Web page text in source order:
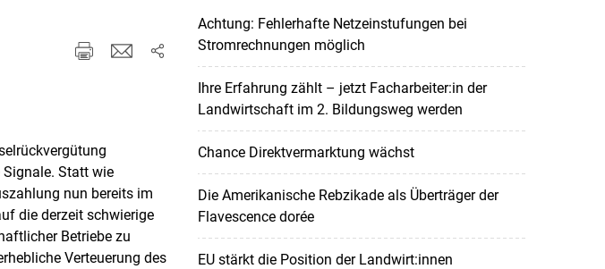
content
Statt wie
nun bereits im
die derzeit schwierige
Betriebe zu
Verteuerung des
Achtung: Fehlerhafte Netzeinstufungen bei
Stromrechnungen möglich
Ihre Erfahrung zählt – jetzt Facharbeiter:in der
Landwirtschaft im 2. Bildungsweg werden
Chance Direktvermarktung wächst
Die Amerikanische Rebzikade als Überträger der
Flavescence dorée
EU stärkt die Position der Landwirt:innen